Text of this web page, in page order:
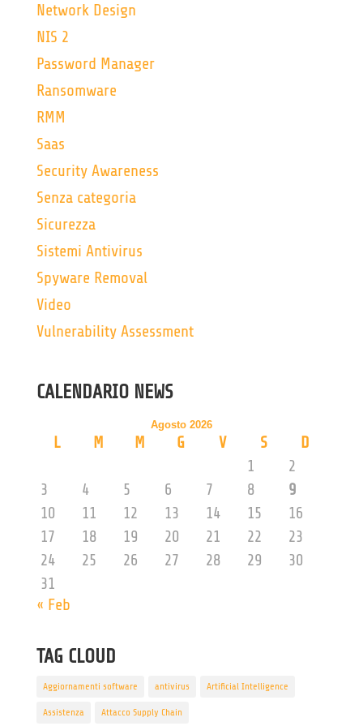
Network Design
NIS 2
Password Manager
Ransomware
RMM
Saas
Security Awareness
Senza categoria
Sicurezza
Sistemi Antivirus
Spyware Removal
Video
Vulnerability Assessment
CALENDARIO NEWS
Agosto 2026
L M M G V S
D
1
2
3
4 5 6 7 8
9
10
11 12 13 14 15
16
17
18 19 20 21 22
23
24
25 26 27 28 29
30
31
« Feb
TAG CLOUD
Aggiornamenti software antivirus Artificial Intelligence
Assistenza Attacco Supply Chain